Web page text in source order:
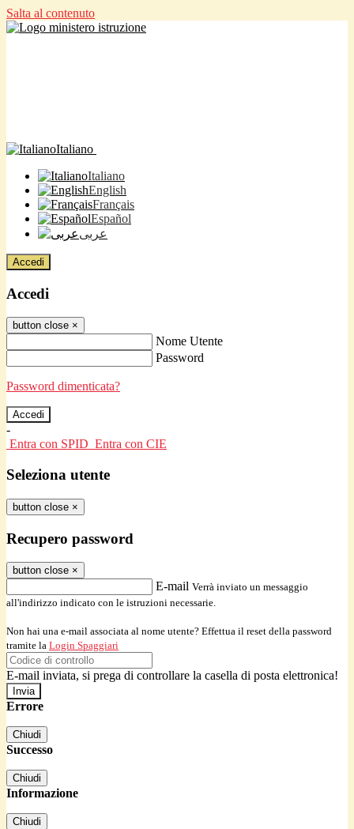
Salta al contenuto
Italiano
Italiano
English
Français
Español
عربى
Accedi
Accedi
button close ×
Nome Utente
Password
Password dimenticata?
-
Entra con SPID Entra con CIE
Seleziona utente
button close ×
Recupero password
button close ×
E-mail Verrà inviato un messaggio
all'indirizzo indicato con le istruzioni necessarie.
Non hai una e-mail associata al nome utente? Effettua il reset della password
tramite la Login Spaggiari
E-mail inviata, si prega di controllare la casella di posta elettronica!
Errore
Chiudi
Successo
Chiudi
Informazione
Chiudi